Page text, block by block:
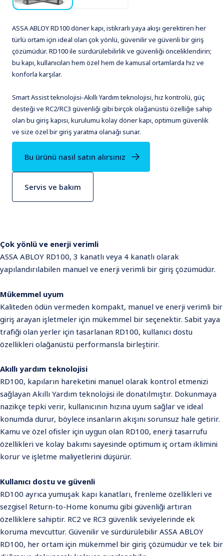
ASSA ABLOY RD100 döner kapı, istikrarlı yaya akışı gerektiren her
türlü ortam için ideal olan çok yönlü, güvenilir ve güvenli bir giriş
çözümüdür. RD100 ile sürdürülebilirlik ve güvenliği önceliklendirin;
bu kapı, kullanıcıları hem özel hem de kamusal ortamlarda hız ve
konforla karşılar.
Smart Assist teknolojisi-Akıllı Yardım teknolojisi, hız kontrolü, güç
desteği ve RC2/RC3 güvenliği gibi birçok olağanüstü özelliğe sahip
olan bu giriş kapısı, kurulumu kolay döner kapı, optimum güvenlik
ve size özel bir giriş yaratma olanağı sunar.
Bu ürünü nasıl satın alırsınız
Servis ve bakım
Çok yönlü ve enerji verimli
ASSA ABLOY RD100, 3 kanatlı veya 4 kanatlı olarak
yapılandırılabilen manuel ve enerji verimli bir giriş çözümüdür.
Mükemmel uyum
Kaliteden ödün vermeden kompakt, manuel ve enerji verimli bir
giriş arayan işletmeler için mükemmel bir seçenektir. Sabit yaya
trafiği olan yerler için tasarlanan RD100, kullanıcı dostu
özellikleri olağanüstü performansla birleştirir.
Akıllı yardım teknolojisi
RD100, kapıların hareketini manuel olarak kontrol etmenizi
sağlayan Akıllı Yardım teknolojisi ile donatılmıştır. Dokunmaya
nazikçe tepki verir, kullanıcının hızına uyum sağlar ve ideal
konumda durur, böylece insanların akışını sorunsuz hale getirir.
Kamu ve özel ofisler için uygun olan RD100, enerji tasarrufu
özellikleri ve kolay bakımı sayesinde optimum iç ortam iklimini
korur ve işletme maliyetlerini düşürür.
Kullanıcı dostu ve güvenli
RD100 ayrıca yumuşak kapı kanatları, frenleme özellikleri ve
sezgisel Return-to-Home konumu gibi güvenliği artıran
özelliklere sahiptir. RC2 ve RC3 güvenlik seviyelerinde ek
koruma mevcuttur. Güvenilir ve sürdürülebilir ASSA ABLOY
RD100, her ortam için mükemmel bir giriş çözümüdür ve tek bir